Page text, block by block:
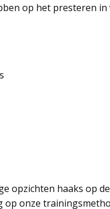
op het presteren in
opzichten haaks op
onze